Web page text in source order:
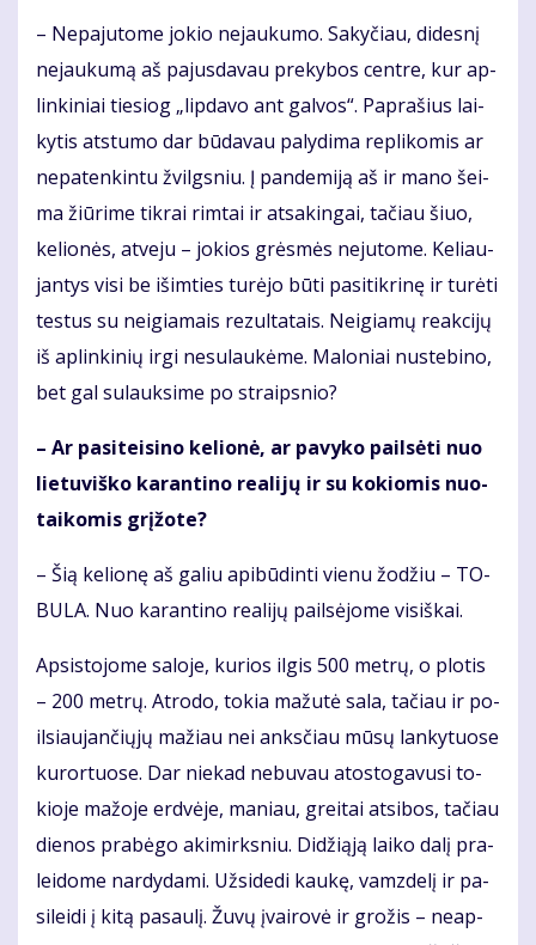
– Ne­pa­ju­to­me jo­kio ne­jau­ku­mo. Sa­ky­čiau, di­des­nį
ne­jau­ku­mą aš pa­jus­da­vau pre­ky­bos cen­tre, kur ap­
lin­ki­niai tie­siog „lip­da­vo ant gal­vos“. Pa­pra­šius lai­
ky­tis at­stu­mo dar bū­da­vau pa­ly­di­ma re­pli­ko­mis ar
ne­pa­ten­kin­tu žvilgs­niu. Į pan­de­mi­ją aš ir ma­no šei­
ma žiū­ri­me tik­rai rim­tai ir at­sa­kin­gai, ta­čiau šiuo,
ke­lio­nės, at­ve­ju – jo­kios grės­mės ne­ju­to­me. Ke­liau­
jan­tys vi­si be iš­im­ties tu­rė­jo bū­ti pa­si­tik­ri­nę ir tu­rė­ti
tes­tus su ne­igia­mais re­zul­ta­tais. Ne­igia­mų re­ak­ci­jų
iš ap­lin­ki­nių ir­gi ne­su­lau­kė­me. Ma­lo­niai nu­ste­bi­no,
bet gal su­lauk­si­me po straips­nio?
– Ar pa­si­tei­si­no ke­lio­nė, ar pa­vy­ko pail­sė­ti nuo
lie­tu­viš­ko ka­ran­ti­no re­a­li­jų ir su ko­kio­mis nuo­
tai­ko­mis grį­žo­te?
– Šią ke­lio­nę aš ga­liu api­bū­din­ti vie­nu žo­džiu – TO­
BU­LA. Nuo ka­ran­ti­no re­a­li­jų pail­sė­jo­me vi­siš­kai.
Ap­si­sto­jo­me sa­lo­je, ku­rios il­gis 500 met­rų, o plo­tis
– 200 met­rų. At­ro­do, to­kia ma­žu­tė sa­la, ta­čiau ir po­
il­siau­jan­čių­jų ma­žiau nei anks­čiau mū­sų lan­ky­tuo­se
ku­ror­tuo­se. Dar nie­kad ne­bu­vau atos­to­ga­vu­si to­
kio­je ma­žo­je erd­vė­je, ma­niau, grei­tai at­si­bos, ta­čiau
die­nos pra­bė­go aki­mirks­niu. Di­dži­ą­ją lai­ko da­lį pra­
lei­do­me nar­dy­da­mi. Už­si­de­di kau­kę, vamz­de­lį ir pa­
si­lei­di į ki­tą pa­sau­lį. Žu­vų įvai­ro­vė ir gro­žis – ne­ap­